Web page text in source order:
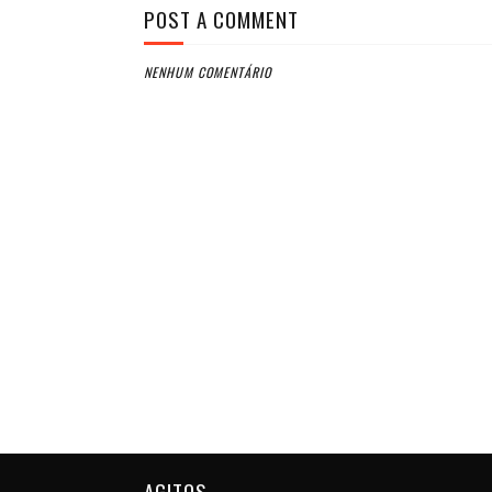
POST A COMMENT
NENHUM COMENTÁRIO